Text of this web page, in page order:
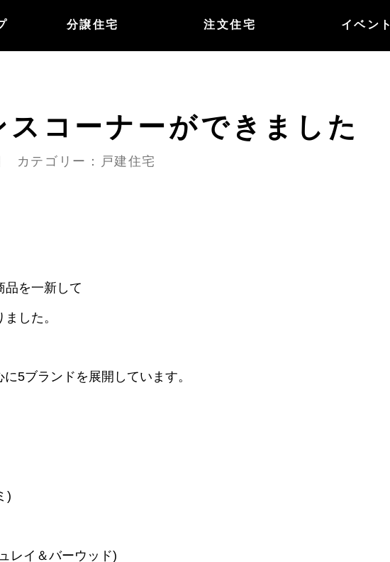
分譲住宅 注文住宅 イベント
スコーナーができました
カテゴリー：戸建住宅
品を一新して
した。
5ブランドを展開しています。
)
レイ＆バーウッド)